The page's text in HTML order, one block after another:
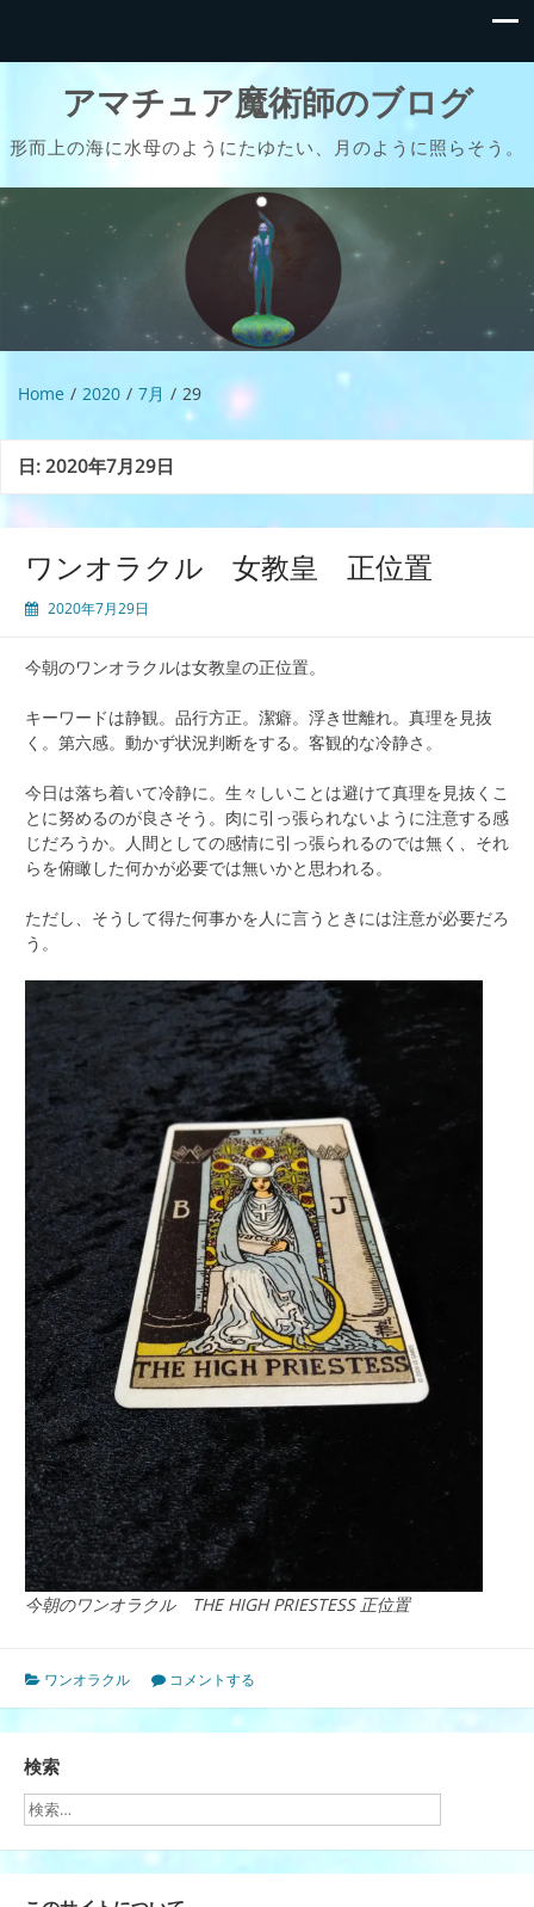
アマチュア魔術師のブログ
形而上の海に水母のようにたゆたい、月のように照らそう。
Home 2020 7月 29
日:2020年7月29日
ワンオラクル 女教皇 正位置
2020年7月29日
今朝のワンオラクルは女教皇の正位置。
キーワードは静観。品行方正。潔癖。浮き世離れ。真理を見抜
く。第六感。動かず状況判断をする。客観的な冷静さ。
今日は落ち着いて冷静に。生々しいことは避けて真理を見抜くこ
とに努めるのが良さそう。肉に引っ張られないように注意する感
じだろうか。人間としての感情に引っ張られるのでは無く、それ
らを俯瞰した何かが必要では無いかと思われる。
ただし、そうして得た何事かを人に言うときには注意が必要だろ
う。
今朝のワンオラクル THE HIGH PRIESTESS 正位置
ワンオラクル コメントする
検索